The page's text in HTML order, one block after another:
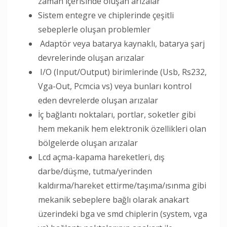
Sistem entegre ve chiplerinde çeşitli
sebeplerle oluşan problemler
Adaptör veya batarya kaynaklı, batarya şarj
devrelerinde oluşan arızalar
I/O (Input/Output) birimlerinde (Usb, Rs232,
Vga-Out, Pcmcia vs) veya bunları kontrol
eden devrelerde oluşan arızalar
İç bağlantı noktaları, portlar, soketler gibi
hem mekanik hem elektronik özellikleri olan
bölgelerde oluşan arızalar
Lcd açma-kapama hareketleri, dış
darbe/düşme, tutma/yerinden
kaldırma/hareket ettirme/taşıma/ısınma gibi
mekanik sebeplere bağlı olarak anakart
üzerindeki bga ve smd chiplerin (system, vga